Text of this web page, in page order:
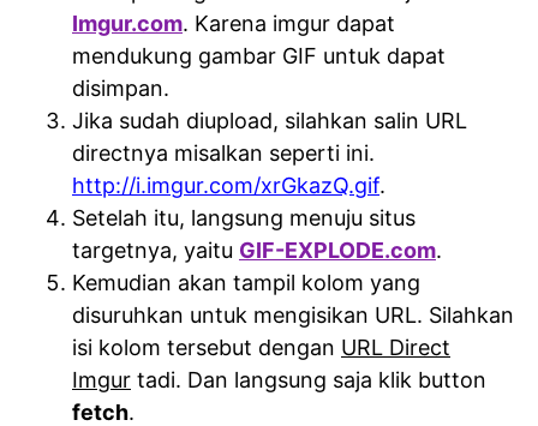
Imgur.com. Karena imgur dapat
mendukung gambar GIF untuk dapat
disimpan.
Jika sudah diupload, silahkan salin URL
directnya misalkan seperti ini.
http://i.imgur.com/xrGkazQ.gif.
Setelah itu, langsung menuju situs
targetnya, yaitu GIF-EXPLODE.com.
Kemudian akan tampil kolom yang
disuruhkan untuk mengisikan URL. Silahkan
isi kolom tersebut dengan URL Direct
Imgur tadi. Dan langsung saja klik button
fetch.